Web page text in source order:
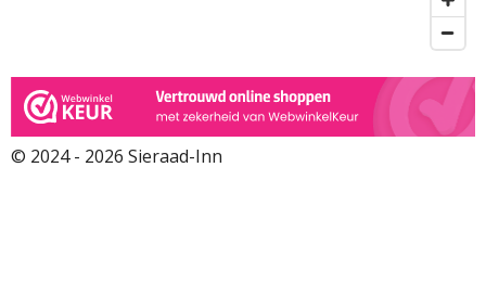
© 2024 - 2026 Sieraad-Inn